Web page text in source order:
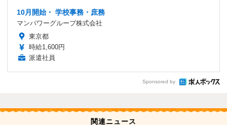
10月開始・ 学校事務・庶務
マンパワーグループ株式会社
東京都
時給1,600円
派遣社員
Sponsored by
関連ニュース